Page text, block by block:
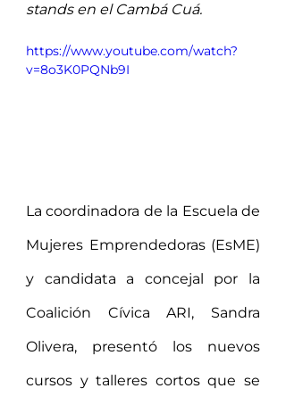
stands en el Cambá Cuá.
https://www.youtube.com/watch?
v=8o3K0PQNb9I
La coordinadora de la Escuela de
Mujeres Emprendedoras (EsME)
y candidata a concejal por la
Coalición Cívica ARI, Sandra
Olivera, presentó los nuevos
cursos y talleres cortos que se